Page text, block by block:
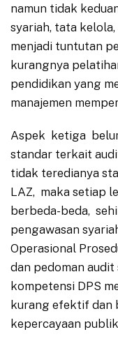
namun tidak
syariah, tata
menjadi tuntutan
kurangnya
pendidikan yang
manajemen
Aspek ketiga
standar terkait
tidak teredianya
LAZ, maka setiap
berbeda-beda,
pengawasan
Operasional
dan pedoman
kompetensi DPS
kurang efektif dan
kepercayaan